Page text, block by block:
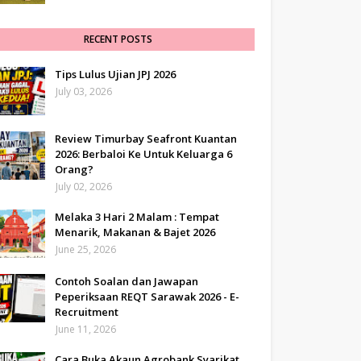
RECENT POSTS
Tips Lulus Ujian JPJ 2026
July 03, 2026
Review Timurbay Seafront Kuantan
2026: Berbaloi Ke Untuk Keluarga 6
Orang?
July 02, 2026
Melaka 3 Hari 2 Malam : Tempat
Menarik, Makanan & Bajet 2026
June 25, 2026
Contoh Soalan dan Jawapan
Peperiksaan REQT Sarawak 2026 - E-
Recruitment
June 11, 2026